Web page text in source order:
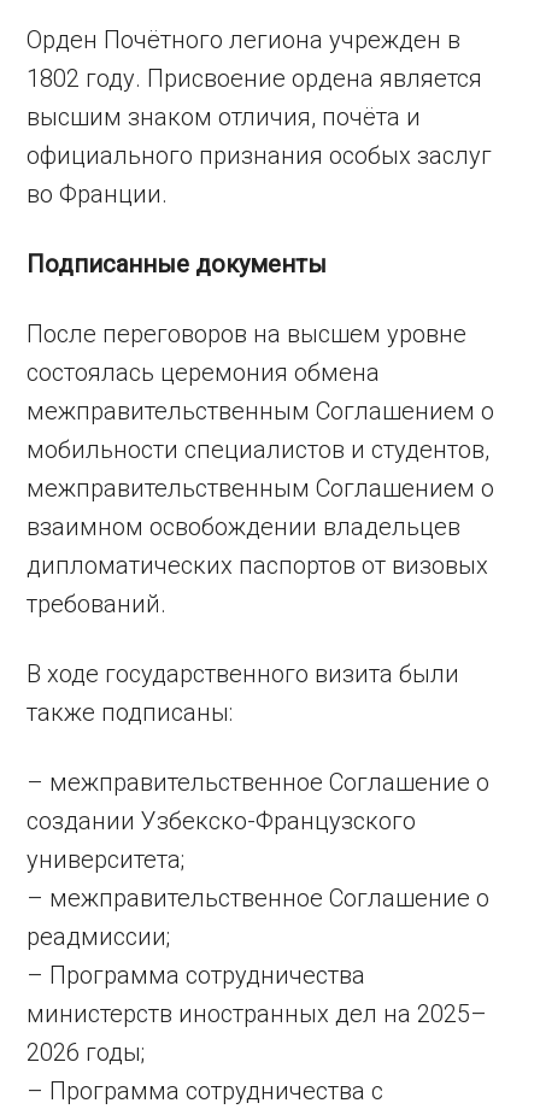
Орден Почётного легиона учрежден в
1802 году. Присвоение ордена является
высшим знаком отличия, почёта и
официального признания особых заслуг
во Франции.
Подписанные документы
После переговоров на высшем уровне
состоялась церемония обмена
межправительственным Соглашением о
мобильности специалистов и студентов,
межправительственным Соглашением о
взаимном освобождении владельцев
дипломатических паспортов от визовых
требований.
В ходе государственного визита были
также подписаны:
– межправительственное Соглашение о
создании Узбекско-Французского
университета;
– межправительственное Соглашение о
реадмиссии;
– Программа сотрудничества
министерств иностранных дел на 2025–
2026 годы;
– Программа сотрудничества с